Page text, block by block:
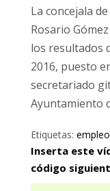
La concejala
Rosario
los resultados
2016, puesto
secretariado
Ayuntamiento
Etiquetas: empleo
Inserta este
código